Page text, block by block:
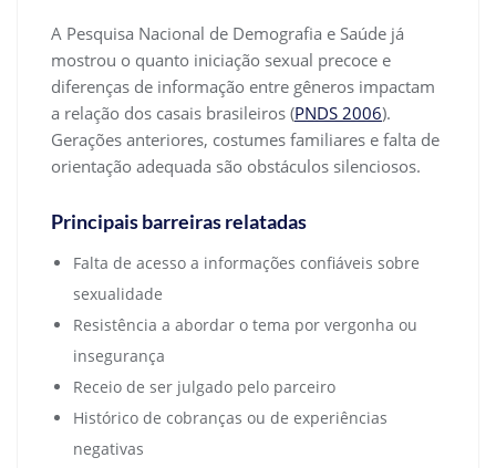
A Pesquisa Nacional de Demografia e Saúde já
mostrou o quanto iniciação sexual precoce e
diferenças de informação entre gêneros impactam
a relação dos casais brasileiros (PNDS 2006).
Gerações anteriores, costumes familiares e falta de
orientação adequada são obstáculos silenciosos.
Principais barreiras relatadas
Falta de acesso a informações confiáveis sobre
sexualidade
Resistência a abordar o tema por vergonha ou
insegurança
Receio de ser julgado pelo parceiro
Histórico de cobranças ou de experiências
negativas